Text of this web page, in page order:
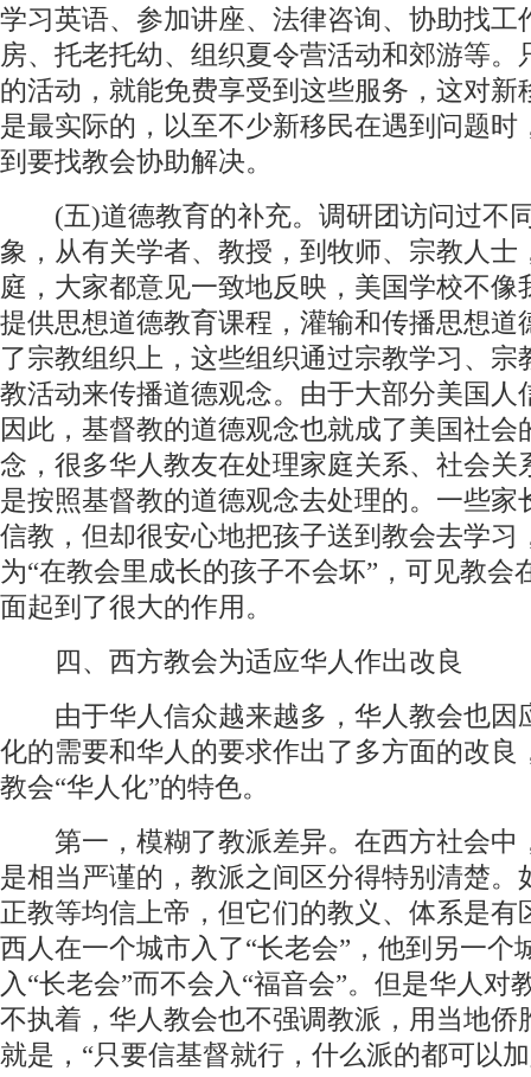
学习英语、参加讲座、法律咨询、协助找工
房、托老托幼、组织夏令营活动和郊游等。
的活动，就能免费享受到这些服务，这对新
是最实际的，以至不少新移民在遇到问题时
到要找教会协助解决。
(五)道德教育的补充。调研团访问过不
象，从有关学者、教授，到牧师、宗教人士
庭，大家都意见一致地反映，美国学校不像
提供思想道德教育课程，灌输和传播思想道
了宗教组织上，这些组织通过宗教学习、宗
教活动来传播道德观念。由于大部分美国人
因此，基督教的道德观念也就成了美国社会
念，很多华人教友在处理家庭关系、社会关
是按照基督教的道德观念去处理的。一些家
信教，但却很安心地把孩子送到教会去学习
为“在教会里成长的孩子不会坏”，可见教会
面起到了很大的作用。
四、西方教会为适应华人作出改良
由于华人信众越来越多，华人教会也因
化的需要和华人的要求作出了多方面的改良
教会“华人化”的特色。
第一，模糊了教派差异。在西方社会中
是相当严谨的，教派之间区分得特别清楚。
正教等均信上帝，但它们的教义、体系是有
西人在一个城市入了“长老会”，他到另一个
入“长老会”而不会入“福音会”。但是华人对
不执着，华人教会也不强调教派，用当地侨
就是，“只要信基督就行，什么派的都可以